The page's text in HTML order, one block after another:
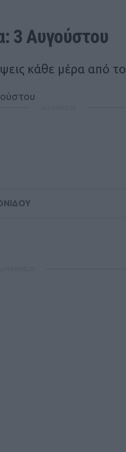
3 Αυγούστου
κάθε μέρα από